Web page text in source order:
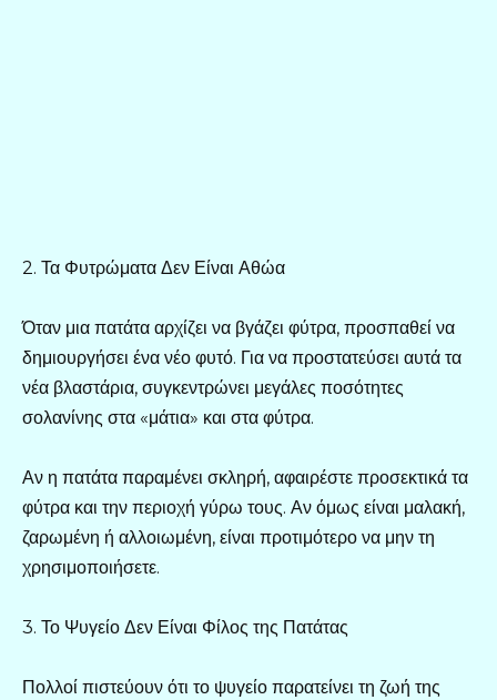
2. Τα Φυτρώματα Δεν Είναι Αθώα
Όταν μια πατάτα αρχίζει να βγάζει φύτρα, προσπαθεί να
δημιουργήσει ένα νέο φυτό. Για να προστατεύσει αυτά τα
νέα βλαστάρια, συγκεντρώνει μεγάλες ποσότητες
σολανίνης στα «μάτια» και στα φύτρα.
Αν η πατάτα παραμένει σκληρή, αφαιρέστε προσεκτικά τα
φύτρα και την περιοχή γύρω τους. Αν όμως είναι μαλακή,
ζαρωμένη ή αλλοιωμένη, είναι προτιμότερο να μην τη
χρησιμοποιήσετε.
3. Το Ψυγείο Δεν Είναι Φίλος της Πατάτας
Πολλοί πιστεύουν ότι το ψυγείο παρατείνει τη ζωή της